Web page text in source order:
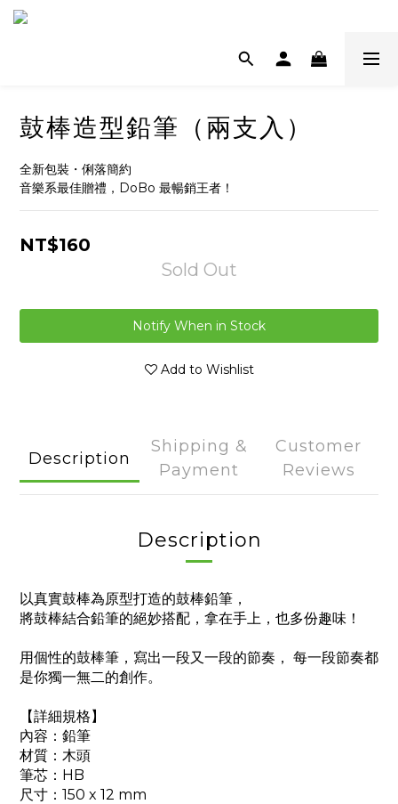
鼓棒造型鉛筆（兩支入）
全新包裝・俐落簡約
音樂系最佳贈禮，DoBo 最暢銷王者！
NT$160
Sold Out
Notify When in Stock
Add to Wishlist
Description
Shipping &
Payment
Customer
Reviews
Description
以真實鼓棒為原型打造的鼓棒鉛筆，
將鼓棒結合鉛筆的絕妙搭配，拿在手上，也多份趣味！
用個性的鼓棒筆，寫出一段又一段的節奏， 每一段節奏都
是你獨一無二的創作。
【詳細規格】
內容：鉛筆
材質：木頭
筆芯：HB
尺寸：150 x 12 mm